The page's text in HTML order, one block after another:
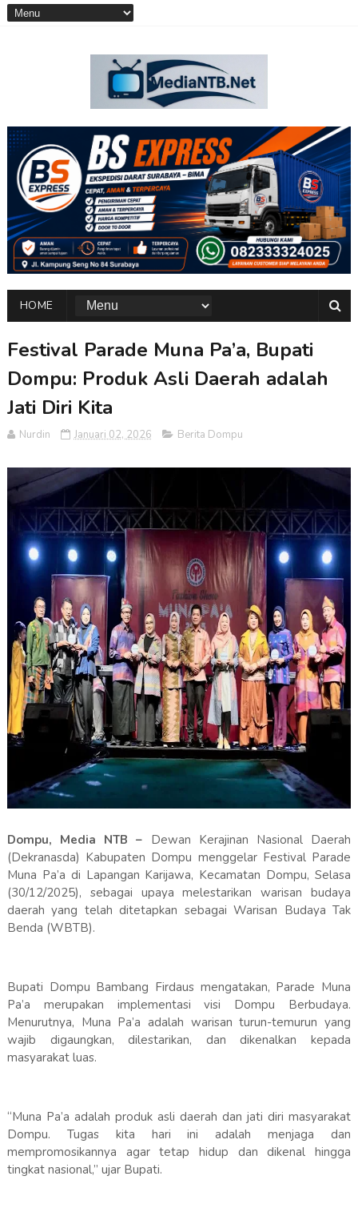
HOME
Festival Parade Muna Pa’a, Bupati
Dompu: Produk Asli Daerah adalah
Jati Diri Kita
Nurdin Januari 02, 2026 Berita Dompu
Dompu, Media NTB – Dewan Kerajinan Nasional Daerah
(Dekranasda) Kabupaten Dompu menggelar Festival Parade
Muna Pa’a di Lapangan Karijawa, Kecamatan Dompu, Selasa
(30/12/2025), sebagai upaya melestarikan warisan budaya
daerah yang telah ditetapkan sebagai Warisan Budaya Tak
Benda (WBTB).
Bupati Dompu Bambang Firdaus mengatakan, Parade Muna
Pa’a merupakan implementasi visi Dompu Berbudaya.
Menurutnya, Muna Pa’a adalah warisan turun-temurun yang
wajib digaungkan, dilestarikan, dan dikenalkan kepada
masyarakat luas.
“Muna Pa’a adalah produk asli daerah dan jati diri masyarakat
Dompu. Tugas kita hari ini adalah menjaga dan
mempromosikannya agar tetap hidup dan dikenal hingga
tingkat nasional,” ujar Bupati.